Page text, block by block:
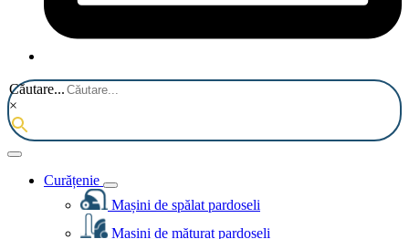
Căutare...
×
Curățenie
Mașini de spălat pardoseli
Mașini de măturat pardoseli